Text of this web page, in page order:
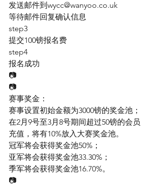
发送邮件到wycc@wanyoo.co.uk
等待邮件回复确认信息
step3
提交100镑报名费
step4
报名成功
📷
📷
赛事奖金：
赛事设置初始金额为3000镑的奖金池；
在2月9号至3月8号期间超过50镑的会员
充值，将有10%放入大赛奖金池。
冠军将会获得奖金池50%；
亚军将会获得奖金池33.30%；
季军将会获得奖金池16.70%。
📷